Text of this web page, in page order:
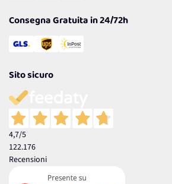
Consegna Gratuita in 24/72h
Sito sicuro
4,7/5
122.176
Recensioni